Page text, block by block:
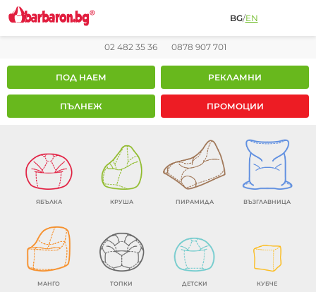
BG/EN
02 482 35 36 0878 907 701
ПОД НАЕМ РЕКЛАМНИ
ПЪЛНЕЖ ПРОМОЦИИ
ЯБЪЛКА КРУША ПИРАМИДА ВЪЗГЛАВНИЦА
МАНГО ТОПКИ ДЕТСКИ КУБЧЕ